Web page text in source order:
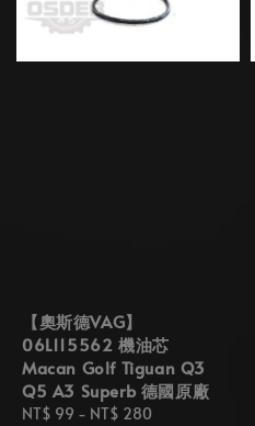
【奧斯德VAG】
06L115562 機油芯
Macan Golf Tiguan Q3
Q5 A3 Superb 德國原廠
Regular
NT$ 99 - NT$ 280